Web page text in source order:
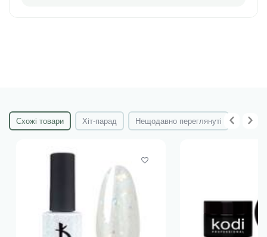
Схожі товари Хіт-парад Нещодавно переглянуті